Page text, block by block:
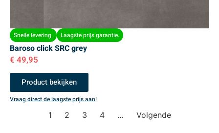
Snelle levering. Laagste prijs garantie.
Baroso click SRC grey
€ 49,95
Product bekijken
Vraag direct de laagste prijs aan!
1 2 3 4 … Volgende